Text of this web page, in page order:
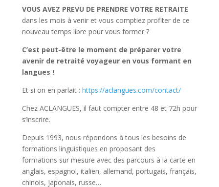
VOUS AVEZ PREVU DE PRENDRE VOTRE RETRAITE
dans les mois à venir et vous comptiez profiter de ce
nouveau temps libre pour vous former ?
C’est peut-être le moment de préparer votre
avenir de retraité voyageur en vous formant en
langues !
Et si on en parlait : https://aclangues.com/contact/
Chez ACLANGUES, il faut compter entre 48 et 72h pour
s’inscrire.
Depuis 1993, nous répondons à tous les besoins de
formations linguistiques en proposant des
formations sur mesure avec des parcours à la carte en
anglais, espagnol, italien, allemand, portugais, français,
chinois, japonais, russe…